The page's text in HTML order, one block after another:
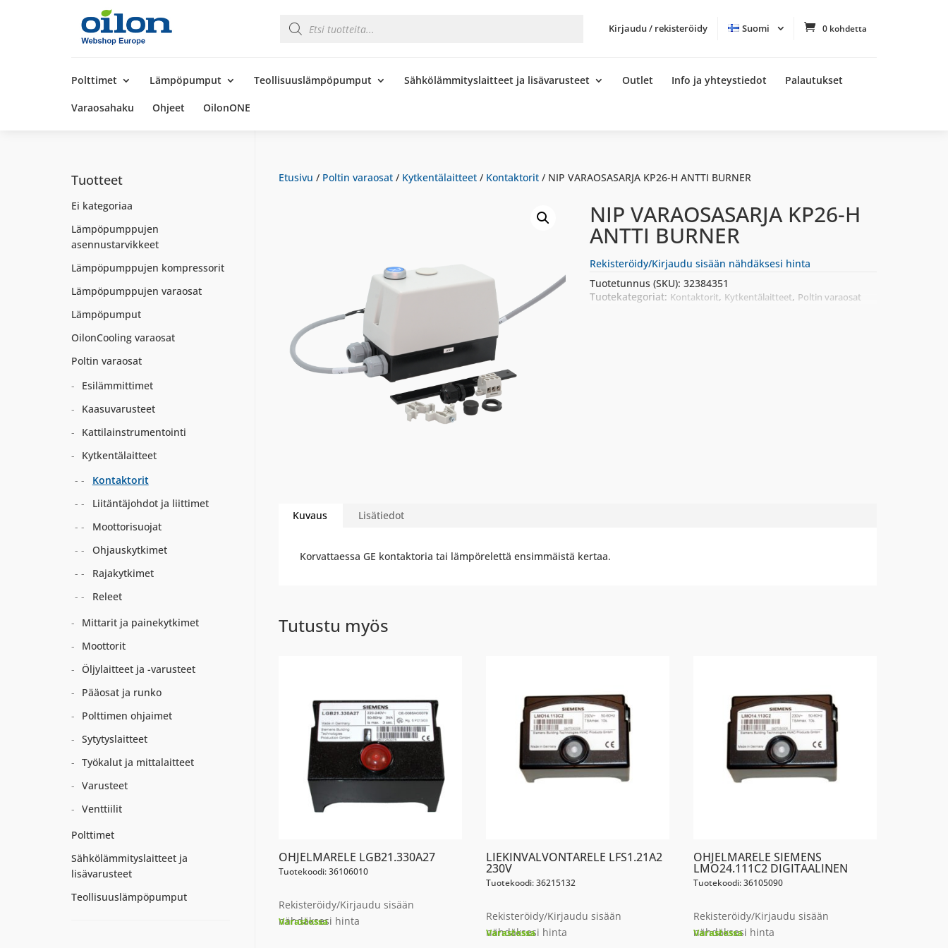
Kirjaudu / rekisteröidy Suomi 0 kohdetta
search
Polttimet Lämpöpumput Teollisuuslämpöpumput Sähkölämmityslaitteet ja lisävarusteet Outlet Info ja yhteystiedot Palautukset
Varaosahaku Ohjeet OilonONE
Etusivu / Poltin varaosat/ Kytkentälaitteet/ Kontaktorit/ NIP VARAOSASARJA KP26-H ANTTI BURNER
NIP VARAOSASARJA KP26-H
ANTTI BURNER
Rekisteröidy/Kirjaudu sisään nähdäksesi hinta
Tuotetunnus (SKU):32384351
Tuotekategoriat: Kontaktorit, Kytkentälaitteet, Poltin varaosat
Kuvaus Lisätiedot
Korvattaessa GE kontaktoria tai lämpörelettä ensimmäistä kertaa.
Tutustu myös
OHJELMARELE LGB21.330A27
Tuotekoodi: 36106010
Rekisteröidy/Kirjaudu sisään
nähdäksesi hinta
Varastossa
LIEKINVALVONTARELE LFS1.21A2
230V
Tuotekoodi: 36215132
Rekisteröidy/Kirjaudu sisään
nähdäksesi hinta
Varastossa
OHJELMARELE SIEMENS
LMO24.111C2 DIGITAALINEN
Tuotekoodi: 36105090
Rekisteröidy/Kirjaudu sisään
nähdäksesi hinta
Varastossa
Tuotteet
Ei kategoriaa
Lämpöpumppujen
asennustarvikkeet
Lämpöpumppujen kompressorit
Lämpöpumppujen varaosat
Lämpöpumput
OilonCooling varaosat
Poltin varaosat
Esilämmittimet
Kaasuvarusteet
Kattilainstrumentointi
Kytkentälaitteet
Kontaktorit
Liitäntäjohdot ja liittimet
Moottorisuojat
Ohjauskytkimet
Rajakytkimet
Releet
Mittarit ja painekytkimet
Moottorit
Öljylaitteet ja -varusteet
Pääosat ja runko
Polttimen ohjaimet
Sytytyslaitteet
Työkalut ja mittalaitteet
Varusteet
Venttiilit
Polttimet
Sähkölämmityslaitteet ja
lisävarusteet
Teollisuuslämpöpumput